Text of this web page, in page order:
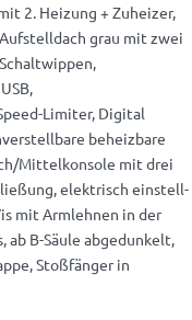
2. Heizung + Zuheizer,
grau mit zwei
Limiter, Digital
beheizbare
Mittelkonsole mit drei
elektrisch einstell-
mit Armlehnen in der
B-Säule abgedunkelt,
Stoßfänger in